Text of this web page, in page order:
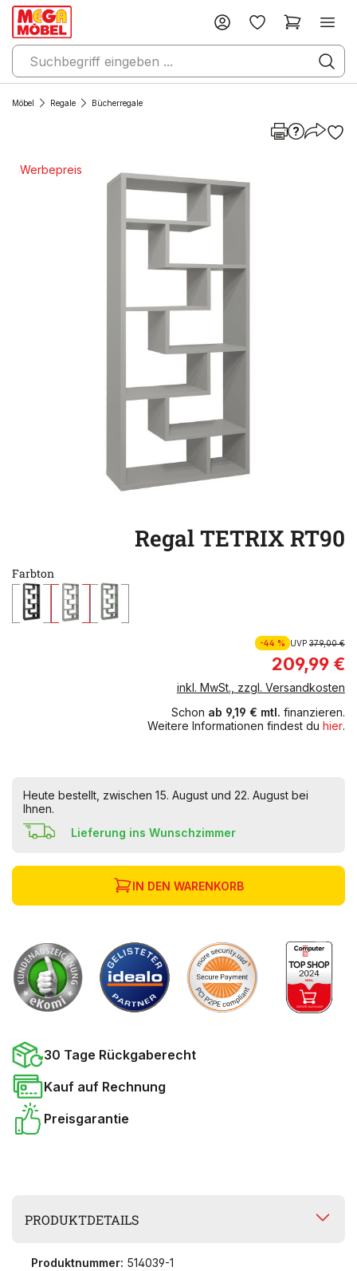
Möbel Regale Bücherregale
Werbepreis
Regal TETRIX RT90
Farbton
-44 % UVP379,00 €
209,99 €
inkl. MwSt., zzgl. Versandkosten
Schon ab 9,19 € mtl. finanzieren.
Weitere Informationen findest du hier.
Heute bestellt, zwischen 15. August und 22. August bei
Ihnen.
Lieferung ins Wunschzimmer
IN DEN WARENKORB
30 Tage Rückgaberecht
Kauf auf Rechnung
Preisgarantie
PRODUKTDETAILS
Produktnummer: 514039-1